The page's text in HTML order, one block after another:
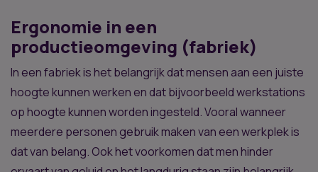
Ergonomie in een
productieomgeving (fabriek)
In een fabriek is het belangrijk dat mensen aan een juiste
hoogte kunnen werken en dat bijvoorbeeld werkstations
op hoogte kunnen worden ingesteld. Vooral wanneer
meerdere personen gebruik maken van een werkplek is
dat van belang. Ook het voorkomen dat men hinder